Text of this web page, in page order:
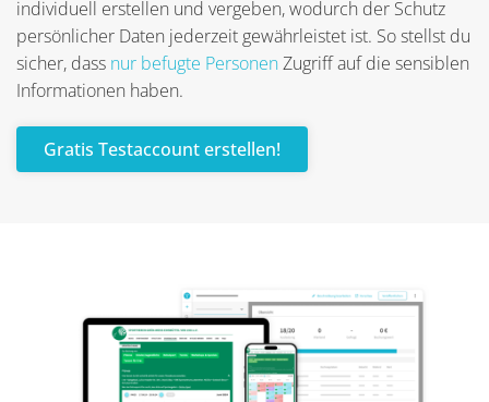
individuell erstellen und vergeben, wodurch der Schutz
persönlicher Daten jederzeit gewährleistet ist. So stellst du
sicher, dass nur befugte PersonenZugriff auf die sensiblen
Informationen haben.
Gratis Testaccount erstellen!